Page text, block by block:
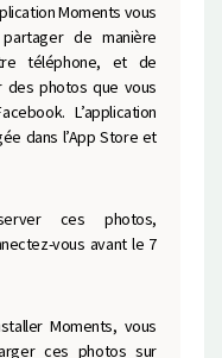
Moments vous
de manière
téléphone, et de
des photos que vous
L’application
dans l’App Store et
ces photos,
vous avant le 7
Moments, vous
ces photos sur